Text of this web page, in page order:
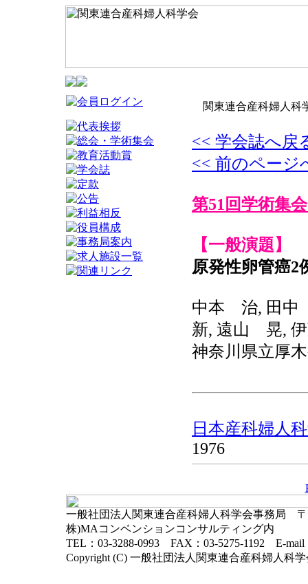
関東連合産科婦人科
<< 学会誌へ戻
<< 前のページ
第51回学術集会
【一般演題】
原発性卵管癌2
中本 治, 田
新, 遠山 晃,
神奈川県立厚
日本産科婦人
1976
一般社団法人関東連合産科婦人科学会事務局 〒
株)MAコンベンションコンサルティング内
TEL：03-3288-0993 FAX：03-5275-1192 E-mail
Copyright (C) 一般社団法人関東連合産科婦人科